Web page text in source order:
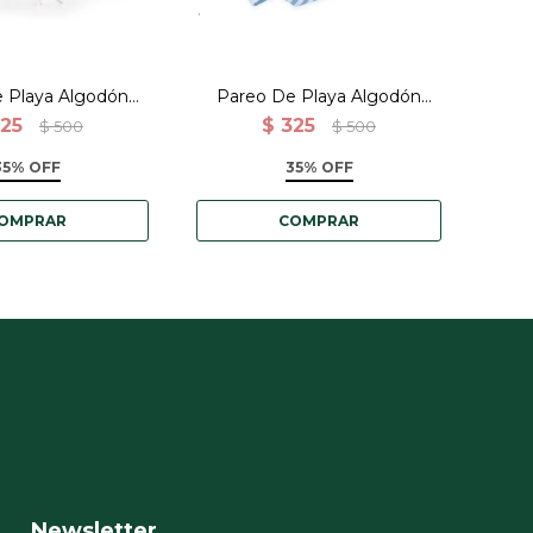
Playa Algodón
combinado
$ 500
OFF
Pareo De Playa Algodón
India - Celeste con rayas
$ 325 $ 500
35% OFF